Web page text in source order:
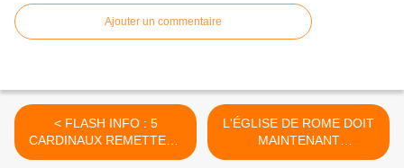
Ajouter un commentaire
< FLASH INFO : 5
CARDINAUX REMETTENT
EN QUESTION LA
L'ÉGLISE DE ROME DOIT
MAINTENANT
RETOURNER À SUTRI >